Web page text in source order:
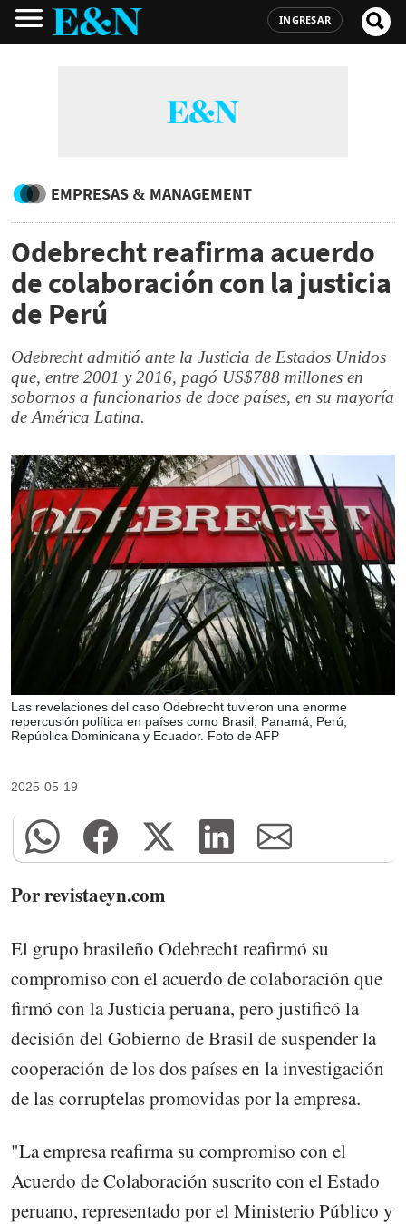
INGRESAR
EMPRESAS & MANAGEMENT
Odebrecht reafirma acuerdo
de colaboración con la justicia
de Perú
Odebrecht admitió ante la Justicia de Estados Unidos
que, entre 2001 y 2016, pagó US$788 millones en
sobornos a funcionarios de doce países, en su mayoría
de América Latina.
Las revelaciones del caso Odebrecht tuvieron una enorme
repercusión política en países como Brasil, Panamá, Perú,
República Dominicana y Ecuador. Foto de AFP
2025-05-19
Por revistaeyn.com
El grupo brasileño Odebrecht reafirmó su
compromiso con el acuerdo de colaboración que
firmó con la Justicia peruana, pero justificó la
decisión del Gobierno de Brasil de suspender la
cooperación de los dos países en la investigación
de las corruptelas promovidas por la empresa.
"La empresa reafirma su compromiso con el
Acuerdo de Colaboración suscrito con el Estado
peruano, representado por el Ministerio Público y